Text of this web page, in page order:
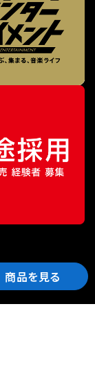
商品を見る